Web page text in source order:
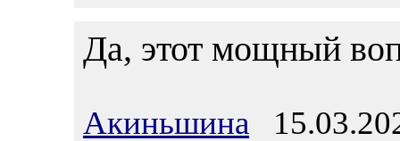
Да, этот мощный
Акиньшина